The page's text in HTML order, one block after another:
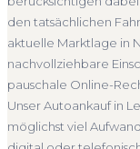
Abmeldung
kompletten
Über 4.800
Seit 2010
Nordrhein-
den tatsächlichen
aktuelle Marktlage in
nachvollziehbare
pauschale Online-
Unser Autoankauf in
möglichst viel